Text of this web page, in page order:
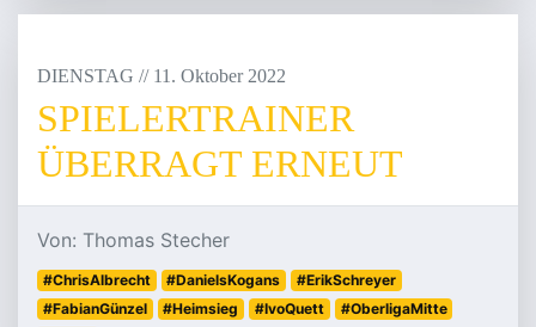
DIENSTAG // 11 . Oktober 2022
SPIELERTRAINER
ÜBERRAGT ERNEUT
Von: Thomas Stecher
#ChrisAlbrecht #DanielsKogans
#ErikSchreyer
#FabianGünzel
#Heimsieg #IvoQuett
#OberligaMitte